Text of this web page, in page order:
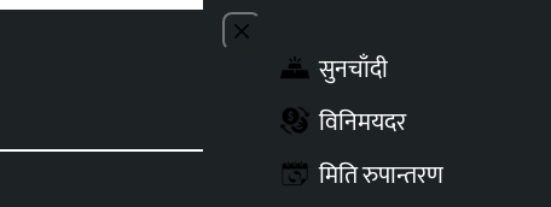
Close menu
सुनचाँदी
विनिमयदर
मिति रुपान्तरण